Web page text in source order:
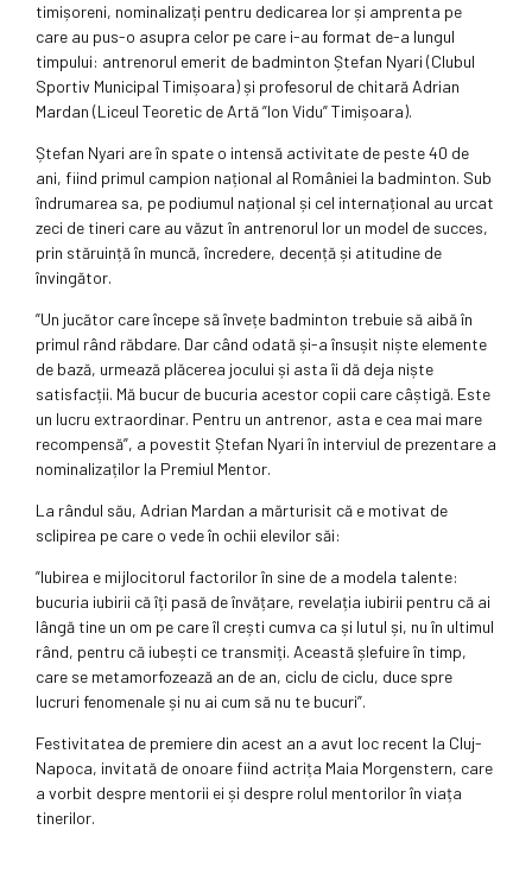
timișoreni, nominalizați pentru dedicarea lor și amprenta pe
care au pus-o asupra celor pe care i-au format de-a lungul
timpului: antrenorul emerit de badminton Ștefan Nyari (Clubul
Sportiv Municipal Timișoara) și profesorul de chitară Adrian
Mardan (Liceul Teoretic de Artă ”Ion Vidu” Timișoara).
Ștefan Nyari are în spate o intensă activitate de peste 40 de
ani, fiind primul campion național al României la badminton. Sub
îndrumarea sa, pe podiumul național și cel internațional au urcat
zeci de tineri care au văzut în antrenorul lor un model de succes,
prin stăruință în muncă, încredere, decență și atitudine de
învingător.
”Un jucător care începe să învețe badminton trebuie să aibă în
primul rând răbdare. Dar când odată și-a însușit niște elemente
de bază, urmează plăcerea jocului și asta îi dă deja niște
satisfacții. Mă bucur de bucuria acestor copii care câștigă. Este
un lucru extraordinar. Pentru un antrenor, asta e cea mai mare
recompensă”, a povestit Ștefan Nyari în interviul de prezentare a
nominalizaților la Premiul Mentor.
La rândul său, Adrian Mardan a mărturisit că e motivat de
sclipirea pe care o vede în ochii elevilor săi:
”Iubirea e mijlocitorul factorilor în sine de a modela talente:
bucuria iubirii că îți pasă de învățare, revelația iubirii pentru că ai
lângă tine un om pe care îl crești cumva ca și lutul și, nu în ultimul
rând, pentru că iubești ce transmiți. Această șlefuire în timp,
care se metamorfozează an de an, ciclu de ciclu, duce spre
lucruri fenomenale și nu ai cum să nu te bucuri”.
Festivitatea de premiere din acest an a avut loc recent la Cluj-
Napoca, invitată de onoare fiind actrița Maia Morgenstern, care
a vorbit despre mentorii ei și despre rolul mentorilor în viața
tinerilor.